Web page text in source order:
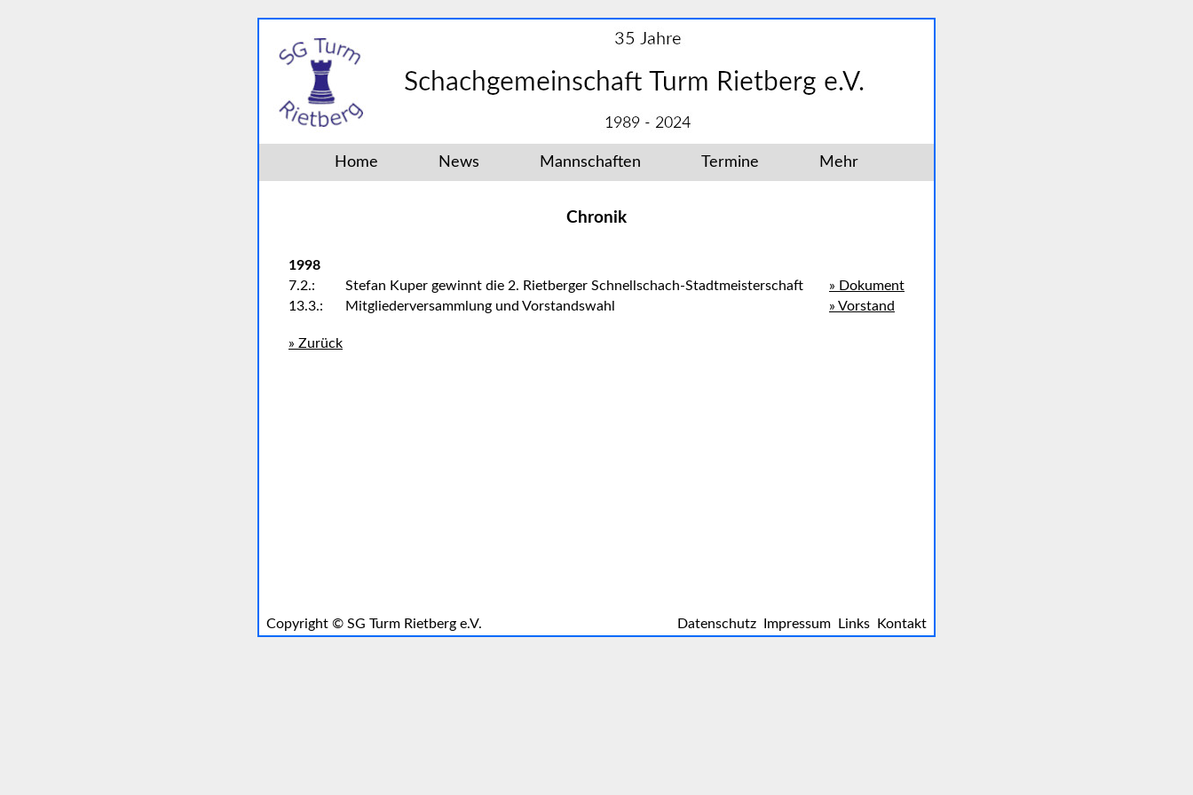
Home News Mannschaften Termine Mehr
Chronik
1998
7.2.:
Stefan Kuper gewinnt die 2. Rietberger Schnellschach-Stadtmeisterschaft
» Dokument
13.3.:
Mitgliederversammlung und Vorstandswahl » Vorstand
» Zurück
Copyright © SG Turm Rietberg e.V. Kontakt
Links
Impressum
Datenschutz